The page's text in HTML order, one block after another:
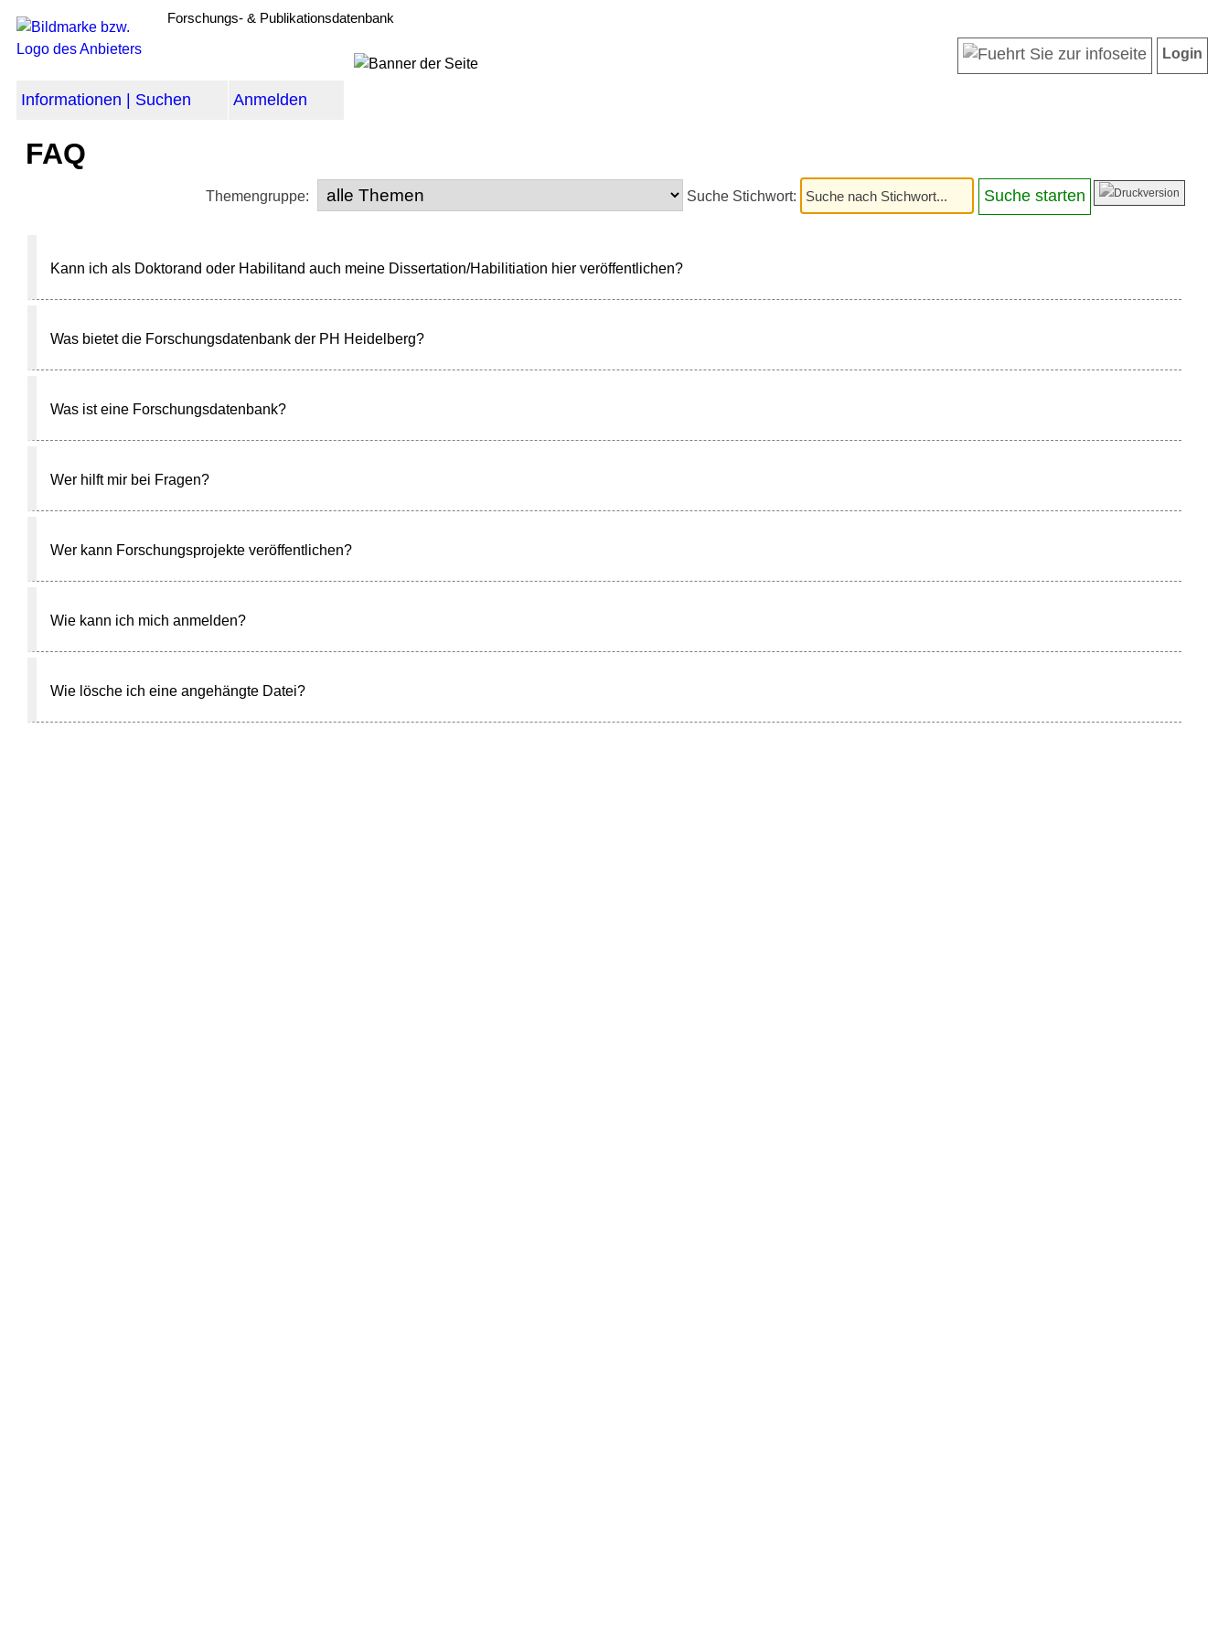
Forschungs- & Publikationsdatenbank
Informationen | Suchen Anmelden
Login
FAQ
Themengruppe: Suche Stichwort:
Kann ich als Doktorand oder Habilitand auch meine Dissertation/Habilitiation hier veröffentlichen?
Was bietet die Forschungsdatenbank der PH Heidelberg?
Was ist eine Forschungsdatenbank?
Wer hilft mir bei Fragen?
Wer kann Forschungsprojekte veröffentlichen?
Wie kann ich mich anmelden?
Wie lösche ich eine angehängte Datei?